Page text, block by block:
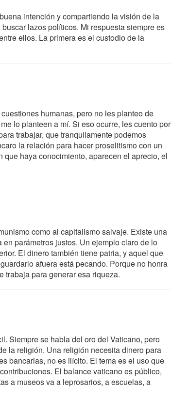
intención y compartiendo la visión de la
lazos políticos. Mi respuesta siempre es
ellos. La primera es el custodio de la
humanas, pero no les planteo de
lo planteen a mí. Si eso ocurre, les cuento por
trabajar, que tranquilamente podemos
la relación para hacer proselitismo con un
que haya conocimiento, aparecen el aprecio, el
como al capitalismo salvaje. Existe una
parámetros justos. Un ejemplo claro de lo
El dinero también tiene patria, y aquel que
afuera está pecando. Porque no honra
trabaja para generar esa riqueza.
Siempre se habla del oro del Vaticano, pero
la religión. Una religión necesita dinero para
bancarias, no es ilícito. El tema es el uso que
El balance vaticano es público,
a museos va a leprosarios, a escuelas, a